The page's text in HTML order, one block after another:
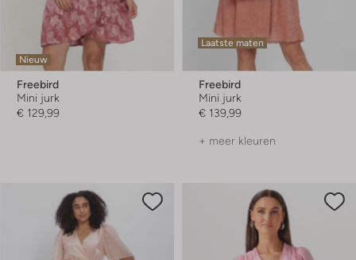
Nieuw
Freebird
Mini jurk
€ 129,99
Laatste maten
Freebird
Mini jurk
€ 139,99
+ meer kleuren